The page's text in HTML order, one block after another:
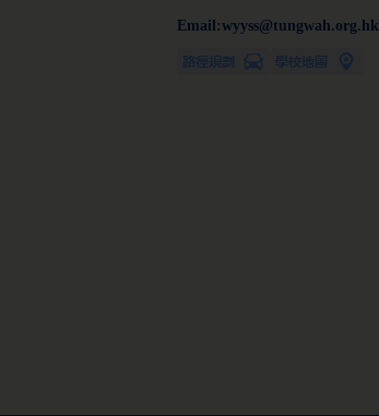
Email:wyyss@tungwah.org.hk